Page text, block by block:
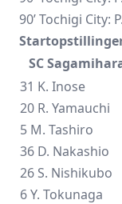
90’ Tochigi City:
SC
31 K. Inose
20 R. Yamauchi
5 M. Tashiro
36 D. Nakashio
26 S. Nishikubo
6 Y. Tokunaga